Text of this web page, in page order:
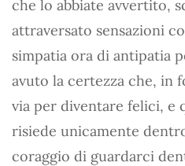
che lo abbiate avvertito,
attraversato sensazioni
simpatia ora di antipatia
avuto la certezza che, in
via per diventare felici, e
risiede unicamente
coraggio di guardarci